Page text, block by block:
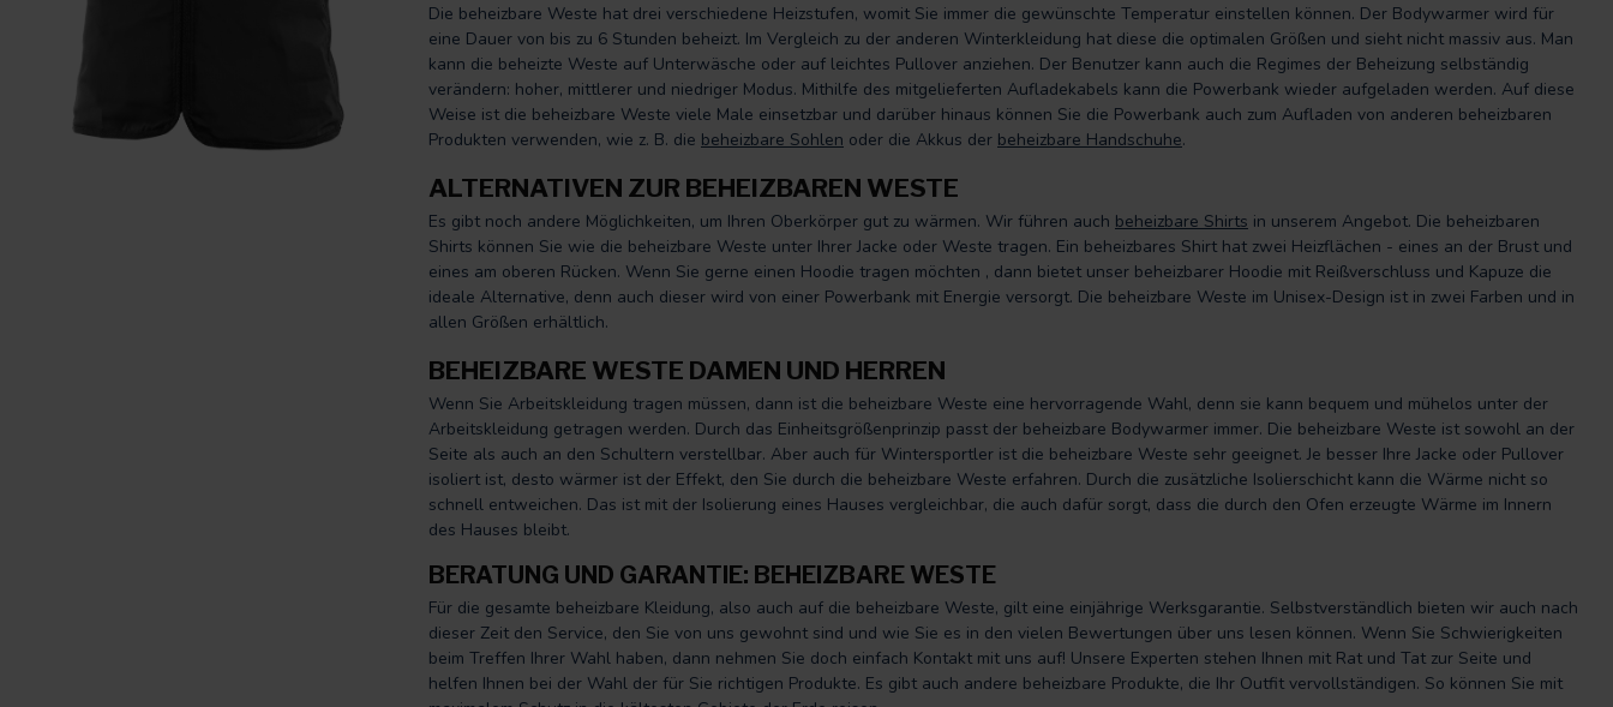
Die beheizbare Weste hat drei verschiedene Heizstufen, womit Sie immer die gewünschte Temperatur einstellen können. Der Bodywarmer wird für
eine Dauer von bis zu 6 Stunden beheizt. Im Vergleich zu der anderen Winterkleidung hat diese die optimalen Größen und sieht nicht massiv aus. Man
kann die beheizte Weste auf Unterwäsche oder auf leichtes Pullover anziehen. Der Benutzer kann auch die Regimes der Beheizung selbständig
verändern: hoher, mittlerer und niedriger Modus. Mithilfe des mitgelieferten Aufladekabels kann die Powerbank wieder aufgeladen werden. Auf diese
Weise ist die beheizbare Weste viele Male einsetzbar und darüber hinaus können Sie die Powerbank auch zum Aufladen von anderen beheizbaren
Produkten verwenden, wie z. B. die beheizbare Sohlen oder die Akkus der beheizbare Handschuhe.
ALTERNATIVEN ZUR BEHEIZBAREN WESTE
Es gibt noch andere Möglichkeiten, um Ihren Oberkörper gut zu wärmen. Wir führen auch beheizbare Shirts in unserem Angebot. Die beheizbaren
Shirts können Sie wie die beheizbare Weste unter Ihrer Jacke oder Weste tragen. Ein beheizbares Shirt hat zwei Heizflächen - eines an der Brust und
eines am oberen Rücken. Wenn Sie gerne einen Hoodie tragen möchten , dann bietet unser beheizbarer Hoodie mit Reißverschluss und Kapuze die
ideale Alternative, denn auch dieser wird von einer Powerbank mit Energie versorgt. Die beheizbare Weste im Unisex-Design ist in zwei Farben und in
allen Größen erhältlich.
BEHEIZBARE WESTE DAMEN UND HERREN
Wenn Sie Arbeitskleidung tragen müssen, dann ist die beheizbare Weste eine hervorragende Wahl, denn sie kann bequem und mühelos unter der
Arbeitskleidung getragen werden. Durch das Einheitsgrößenprinzip passt der beheizbare Bodywarmer immer. Die beheizbare Weste ist sowohl an der
Seite als auch an den Schultern verstellbar. Aber auch für Wintersportler ist die beheizbare Weste sehr geeignet. Je besser Ihre Jacke oder Pullover
isoliert ist, desto wärmer ist der Effekt, den Sie durch die beheizbare Weste erfahren. Durch die zusätzliche Isolierschicht kann die Wärme nicht so
schnell entweichen. Das ist mit der Isolierung eines Hauses vergleichbar, die auch dafür sorgt, dass die durch den Ofen erzeugte Wärme im Innern
des Hauses bleibt.
BERATUNG UND GARANTIE: BEHEIZBARE WESTE
Für die gesamte beheizbare Kleidung, also auch auf die beheizbare Weste, gilt eine einjährige Werksgarantie. Selbstverständlich bieten wir auch nach
dieser Zeit den Service, den Sie von uns gewohnt sind und wie Sie es in den vielen Bewertungen über uns lesen können. Wenn Sie Schwierigkeiten
beim Treffen Ihrer Wahl haben, dann nehmen Sie doch einfach Kontakt mit uns auf! Unsere Experten stehen Ihnen mit Rat und Tat zur Seite und
helfen Ihnen bei der Wahl der für Sie richtigen Produkte. Es gibt auch andere beheizbare Produkte, die Ihr Outfit vervollständigen. So können Sie mit